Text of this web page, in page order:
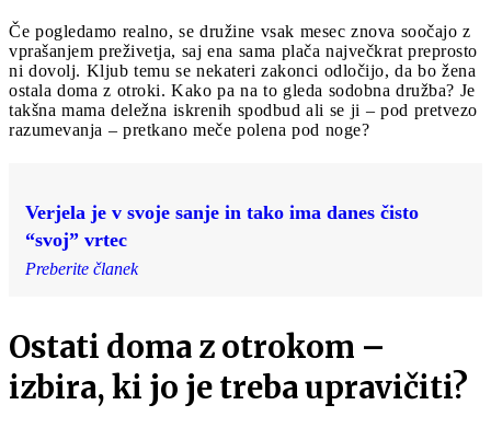
Če pogledamo realno, se družine vsak mesec znova soočajo z
vprašanjem preživetja, saj ena sama plača največkrat preprosto
ni dovolj. Kljub temu se nekateri zakonci odločijo, da bo žena
ostala doma z otroki. Kako pa na to gleda sodobna družba? Je
takšna mama deležna iskrenih spodbud ali se ji – pod pretvezo
razumevanja – pretkano meče polena pod noge?
Verjela je v svoje sanje in tako ima danes čisto
“svoj” vrtec
Preberite članek
Ostati doma z otrokom –
izbira, ki jo je treba upravičiti?